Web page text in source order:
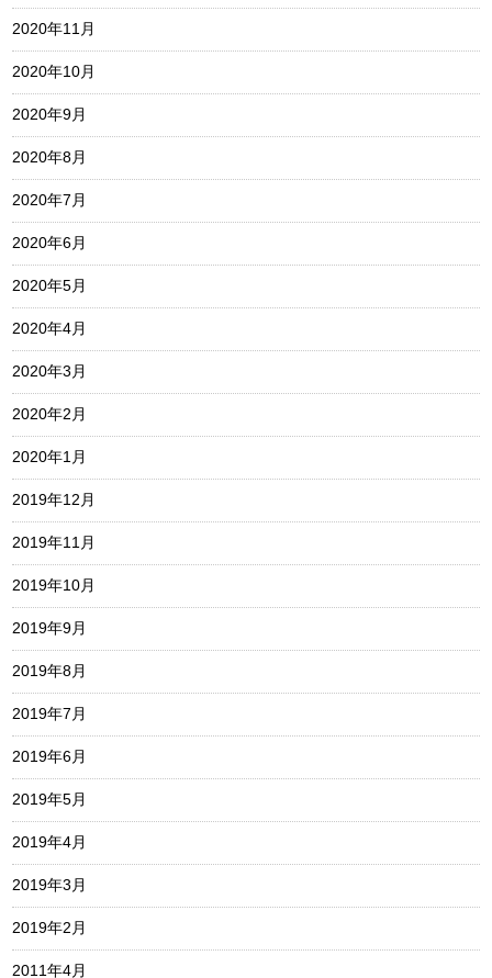
2020年11月
2020年10月
2020年9月
2020年8月
2020年7月
2020年6月
2020年5月
2020年4月
2020年3月
2020年2月
2020年1月
2019年12月
2019年11月
2019年10月
2019年9月
2019年8月
2019年7月
2019年6月
2019年5月
2019年4月
2019年3月
2019年2月
2011年4月